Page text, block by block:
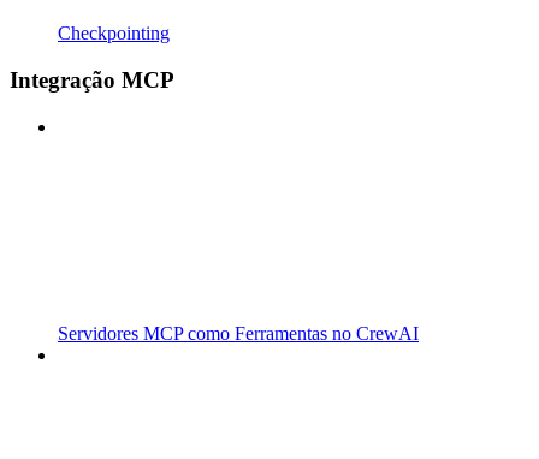
Checkpointing
Integração MCP
Servidores MCP como Ferramentas no CrewAI